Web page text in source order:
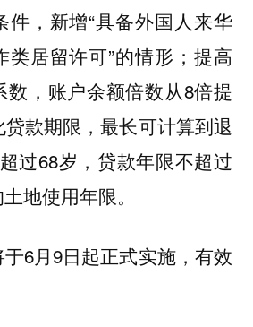
件，新增“具备外国人来华
类居留许可”的情形；提高
数，账户余额倍数从8倍提
款期限，最长可计算到退
过68岁，贷款年限不超过
地使用年限。
于6月9日起正式实施，有效